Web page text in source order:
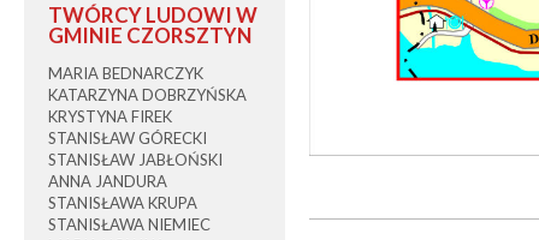
TWÓRCY LUDOWI W
GMINIE CZORSZTYN
MARIA BEDNARCZYK
KATARZYNA DOBRZYŃSKA
KRYSTYNA FIREK
STANISŁAW GÓRECKI
STANISŁAW JABŁOŃSKI
ANNA JANDURA
STANISŁAWA KRUPA
STANISŁAWA NIEMIEC